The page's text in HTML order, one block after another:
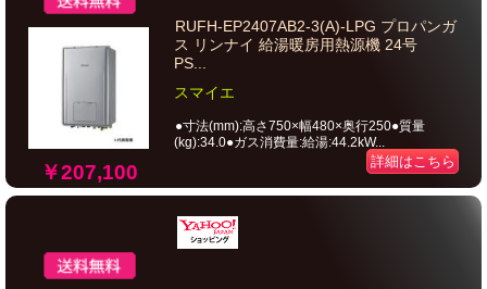
￥207,100
RUFH-EP2407AB2-3(A)-LPG プロパンガ
ス リンナイ 給湯暖房用熱源機 24号
PS...
スマイエ
●寸法(mm):高さ750×幅480×奥行250●質量
(kg):34.0●ガス消費量:給湯:44.2kW...
詳細はこちら